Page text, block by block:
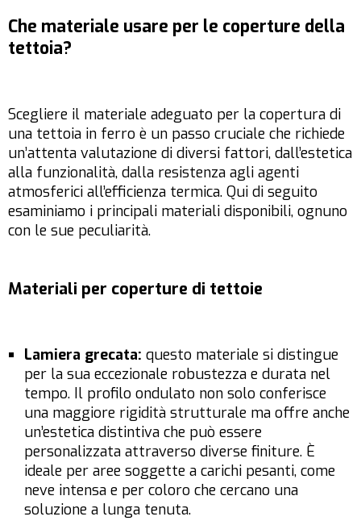
Che materiale usare per le coperture della
tettoia?
Scegliere il materiale adeguato per la copertura di
una tettoia in ferro è un passo cruciale che richiede
un’attenta valutazione di diversi fattori, dall’estetica
alla funzionalità, dalla resistenza agli agenti
atmosferici all’efficienza termica. Qui di seguito
esaminiamo i principali materiali disponibili, ognuno
con le sue peculiarità.
Materiali per coperture di tettoie
Lamiera grecata: questo materiale si distingue
per la sua eccezionale robustezza e durata nel
tempo. Il profilo ondulato non solo conferisce
una maggiore rigidità strutturale ma offre anche
un’estetica distintiva che può essere
personalizzata attraverso diverse finiture. È
ideale per aree soggette a carichi pesanti, come
neve intensa e per coloro che cercano una
soluzione a lunga tenuta.